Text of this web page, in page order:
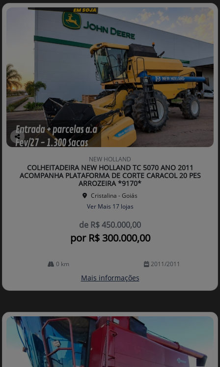
Co
lhe
NEW HOLLAND
COLHEITADEIRA NEW HOLLAND TC 5070 ANO 2011
ACOMPANHA PLATAFORMA DE CORTE CARACOL 20 PES
ARROZEIRA *9170*
Cristalina - Goiás
Ver Mais 17 lojas
de R$ 450.000,00
por R$ 300.000,00
0 km 2011/2011
Mais informações